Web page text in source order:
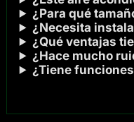
¿Para qué
¿Necesita
¿Qué ventajas
¿Hace mucho
¿Tiene